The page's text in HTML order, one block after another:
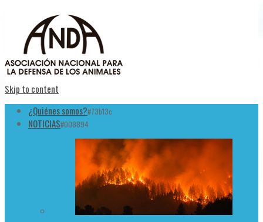
Skip to content
¿Quiénes somos?#73b13c
NOTICIAS#008894